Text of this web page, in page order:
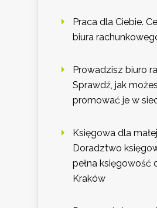
Praca dla Ciebie.
biura
Prowadzisz biuro
Sprawdź, jak
promować je w
Księgowa dla
Doradztwo
pełna księgowość
Kraków